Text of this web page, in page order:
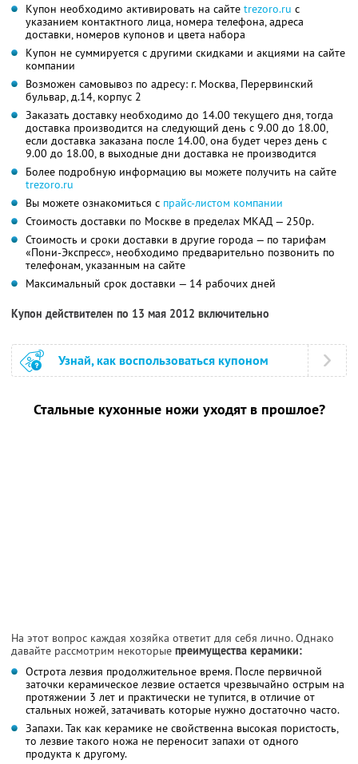
Купон необходимо активировать на сайте trezoro.ru с
указанием контактного лица, номера телефона, адреса
доставки, номеров купонов и цвета набора
Купон не суммируется с другими скидками и акциями на сайте
компании
Возможен самовывоз по адресу: г. Москва, Перервинский
бульвар, д.14, корпус 2
Заказать доставку необходимо до 14.00 текущего дня, тогда
доставка производится на следующий день с 9.00 до 18.00,
если доставка заказана после 14.00, она будет через день с
9.00 до 18.00, в выходные дни доставка не производится
Более подробную информацию вы можете получить на сайте
trezoro.ru
Вы можете ознакомиться с прайс-листом компании
Стоимость доставки по Москве в пределах МКАД — 250р.
Стоимость и сроки доставки в другие города — по тарифам
«Пони-Экспресс», необходимо предварительно позвонить по
телефонам, указанным на сайте
Максимальный срок доставки — 14 рабочих дней
Купон действителен по 13 мая 2012 включительно
Узнай, как воспользоваться купоном
Стальные кухонные ножи уходят в прошлое?
На этот вопрос каждая хозяйка ответит для себя лично. Однако
давайте рассмотрим некоторые преимущества керамики:
Острота лезвия продолжительное время. После первичной
заточки керамическое лезвие остается чрезвычайно острым на
протяжении 3 лет и практически не тупится, в отличие от
стальных ножей, затачивать которые нужно достаточно часто.
Запахи. Так как керамике не свойственна высокая пористость,
то лезвие такого ножа не переносит запахи от одного
продукта к другому.